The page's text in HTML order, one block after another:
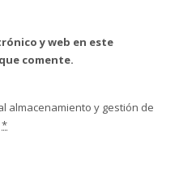
y web en este
comente.
almacenamiento y gestión de
*